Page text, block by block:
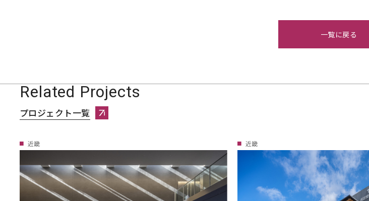
一覧に戻る
Related Projects
プロジェクト一覧
プロジェクト一覧へページ遷移します。
近畿 近畿